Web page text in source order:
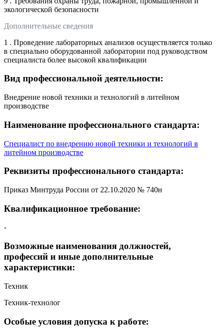
экологической безопасности
Дополнительные сведения
1 . Проведение лабораторных анализов осуществляется только
в специально оборудованной лаборатории под руководством
специалиста более высокой квалификации
Вид профессиональной деятельности:
Внедрение новой техники и технологий в литейном
производстве
Наименование профессионального стандарта:
Специалист по внедрению новой техники и технологий в
литейном производстве
Реквизиты профессионального стандарта:
Приказ Минтруда России от 22.10.2020 № 740н
Квалификационное требование:
-
Возможные наименования должностей,
профессий и иные дополнительные
характеристики:
Техник
Техник-технолог
Особые условия допуска к работе: